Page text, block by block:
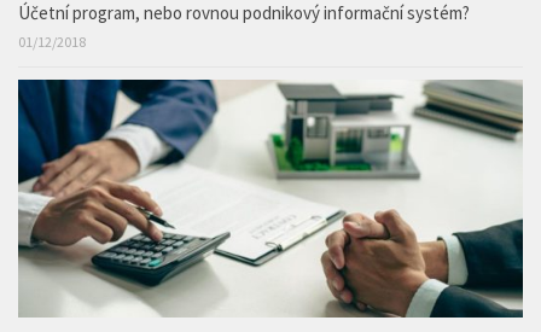
Účetní program, nebo rovnou podnikový informační systém?
01/12/2018